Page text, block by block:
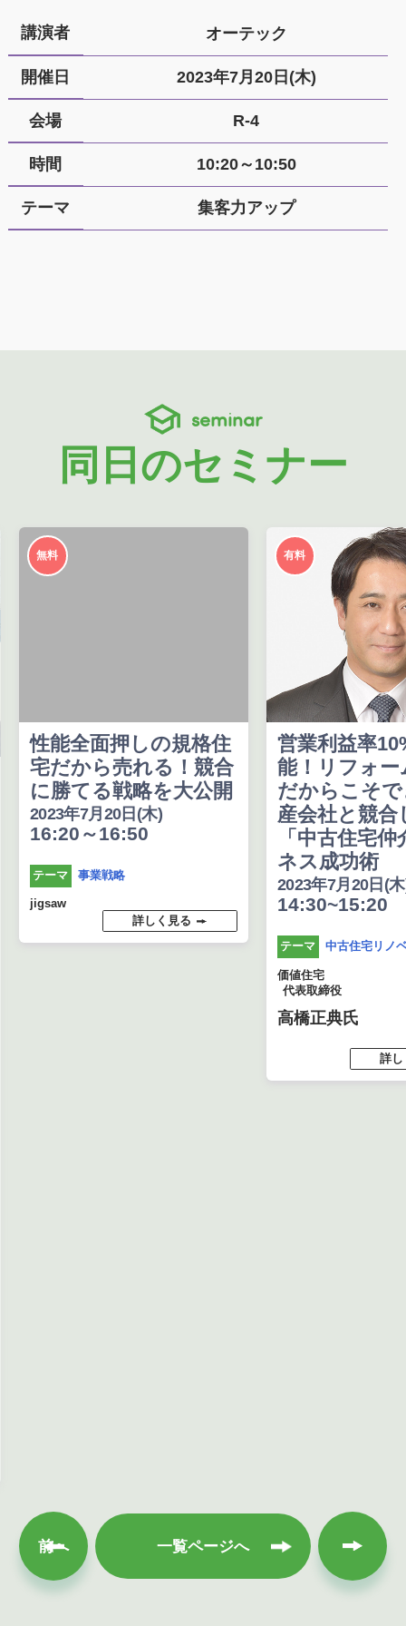
講演者 オーテック
開催日 2023年7月20日(木)
会場 R-4
時間 10:20～10:50
テーマ 集客力アップ
seminar
同日のセミナー
無料
性能全面押しの規格住
宅だから売れる！競合
に勝てる戦略を大公開
2023年7月20日(木)
16:20～16:50
テーマ 事業戦略
jigsaw
詳しく見る
有料
営業利益率
能！リフォー
だからこそ
産会社と競合
「中古住宅
ネス成功術
2023年7月20日(
14:30~15:20
テーマ 中古住宅リノ
価値住宅
代表取締役
高橋正典氏
詳
前へ 一覧ページへ
次へ